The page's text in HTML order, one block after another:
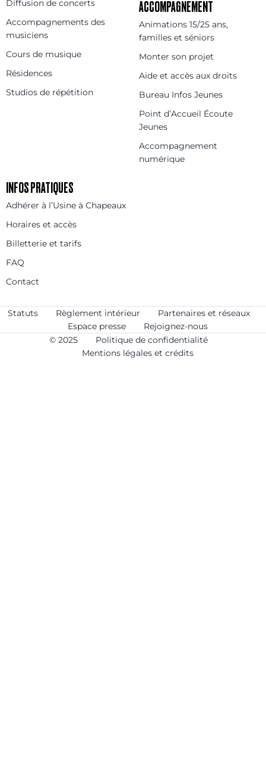
Diffusion de concerts
Accompagnements des
musiciens
Cours de musique
Résidences
Studios de répétition
ACCOMPAGNEMENT
Animations 15/25 ans,
familles et séniors
Monter son projet
Aide et accès aux droits
Bureau Infos Jeunes
Point d’Accueil Écoute
Jeunes
Accompagnement
numérique
INFOS PRATIQUES
Adhérer à l’Usine à Chapeaux
Horaires et accès
Billetterie et tarifs
FAQ
Contact
Statuts Règlement intérieur
Partenaires et réseaux
Espace presse
Rejoignez-nous
© 2025
Politique de confidentialité
Mentions légales et crédits